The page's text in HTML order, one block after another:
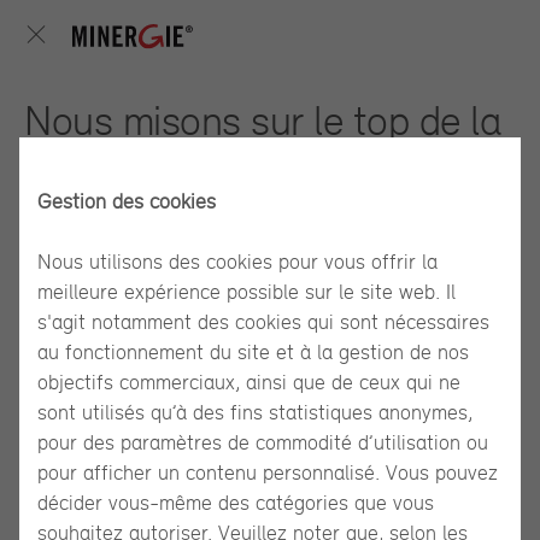
Nous misons sur le top de la
2020 – année de l’air ambiant. Plus que toute autre année,
Gestion des cookies
Nous utilisons des cookies pour vous offrir la
meilleure expérience possible sur le site web. Il
s'agit notamment des cookies qui sont nécessaires
au fonctionnement du site et à la gestion de nos
objectifs commerciaux, ainsi que de ceux qui ne
sont utilisés qu’à des fins statistiques anonymes,
pour des paramètres de commodité d’utilisation ou
pour afficher un contenu personnalisé. Vous pouvez
décider vous-même des catégories que vous
souhaitez autoriser. Veuillez noter que, selon les